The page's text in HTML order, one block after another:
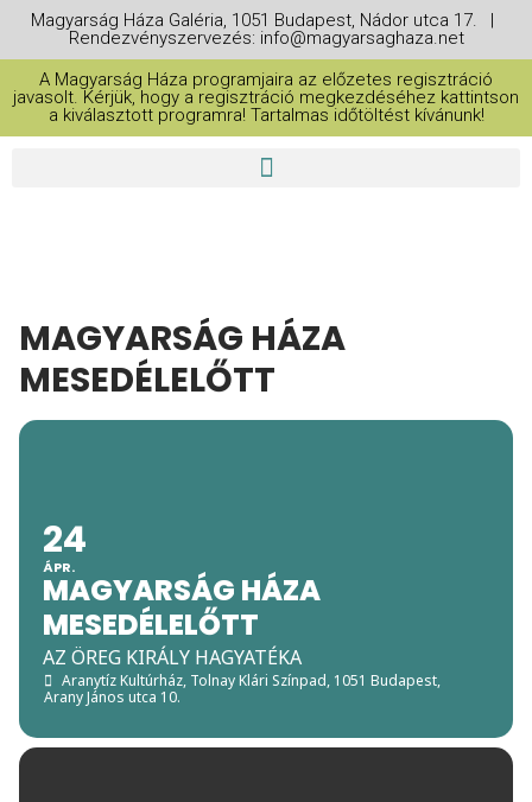
Magyarság Háza Galéria, 1051 Budapest, Nádor utca 17. |
Rendezvényszervezés: info@magyarsaghaza.net
A Magyarság Háza programjaira az előzetes regisztráció
javasolt. Kérjük, hogy a regisztráció megkezdéséhez kattintson
a kiválasztott programra! Tartalmas időtöltést kívánunk!
MAGYARSÁG HÁZA
MESEDÉLELŐTT
24
ÁPR.
MAGYARSÁG HÁZA
MESEDÉLELŐTT
AZ ÖREG KIRÁLY HAGYATÉKA
Aranytíz Kultúrház, Tolnay Klári Színpad, 1051 Budapest,
Arany János utca 10.